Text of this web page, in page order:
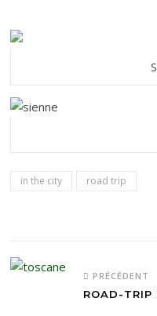
in the city road trip
PRÉCÉDENT
ROAD-TRIP